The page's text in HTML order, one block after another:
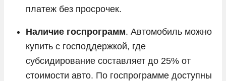
платеж без просрочек.
Наличие госпрограмм. Автомобиль можно
купить с господдержкой, где
субсидирование составляет до 25% от
стоимости авто. По госпрограмме доступны